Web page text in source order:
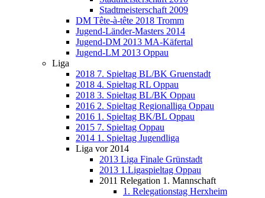
Stadtmeisterschaft 2009
DM Tête-à-tête 2018 Tromm
Jugend-Länder-Masters 2014
Jugend-DM 2013 MA-Käfertal
Jugend-LM 2013 Oppau
Liga
2018 7. Spieltag BL/BK Gruenstadt
2018 4. Spieltag RL Oppau
2018 3. Spieltag BL/BK Oppau
2016 2. Spieltag Regionalliga Oppau
2016 1. Spieltag BK/BL Oppau
2015 7. Spieltag Oppau
2014 1. Spieltag Jugendliga
Liga vor 2014
2013 Liga Finale Grünstadt
2013 1.Ligaspieltag Oppau
2011 Relegation 1. Mannschaft
1. Relegationstag Herxheim